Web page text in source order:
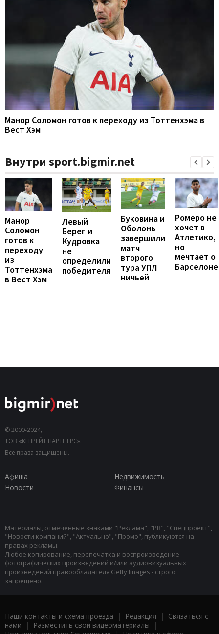
Манор Соломон готов к переходу из Тоттенхэма в
Вест Хэм
Внутри sport.bigmir.net
Манор
Соломон
готов к
переходу
из
Тоттенхэма
в Вест Хэм
Левый
Берег и
Кудровка
не
определили
победителя
Буковина и
Оболонь
завершили
матч
второго
тура УПЛ
ничьей
Ромеро не
хочет в
Атлетико,
но
мечтает о
Барселоне
© 2000-2024,
ТОВ «КЕПРЕЙТ ПАРТНЕРС».
Все права защищены.
Афиша
Недвижимость
Новости
Финансы
Материалы, отмеченные знаками "Реклама", "PR", "Спецпроект",
"Новости компаний", "Актуально", "Промо", публикуются на
правах рекламы.
Любое копирование, перепечатка и воспроизведение
фотографических произведений и/или аудиовизуальных
произведений правообладателя Getty Images - строго
запрещено.
Наши контакты и схема проезда | Редакция | Связаться с
нами | Разместить свои видеоматериалы |